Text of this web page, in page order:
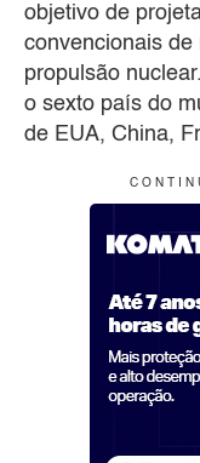
objetivo de
convencionais
propulsão
o sexto país do
de EUA, China,
C O N T I